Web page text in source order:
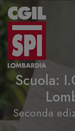
Vai al contenuto
Scuola:
Seconda